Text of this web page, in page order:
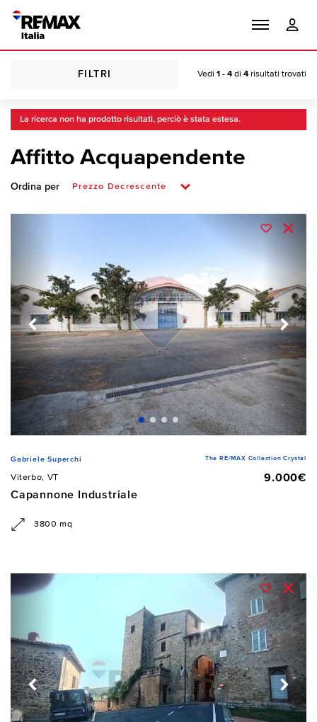
FILTRI Vedi 1 - 4di 4risultati trovati
La ricerca non ha prodotto risultati, perciò è stata estesa.
Affitto Acquapendente
Ordina per
Gabriele Superchi The RE/MAX Collection Crystal
Viterbo, VT
9.000€
Capannone Industriale
3800 mq